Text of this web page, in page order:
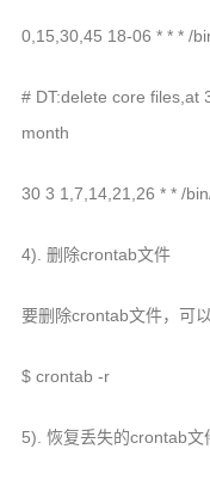
0,15,30,45 18-06 * * * /
# DT:delete core files,at
month
30 3 1,7,14,21,26 * * /
4). 删除crontab文件
要删除crontab文件，可以
$ crontab -r
5). 恢复丢失的crontab文